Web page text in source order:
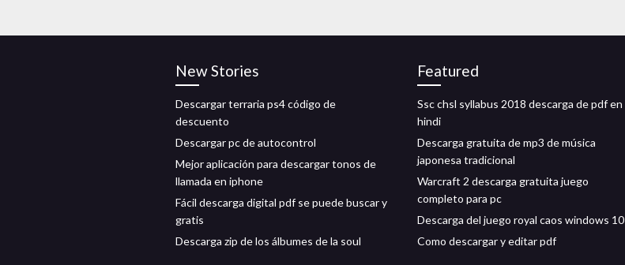
New Stories
Descargar terraria ps4 código de
descuento
Descargar pc de autocontrol
Mejor aplicación para descargar tonos de
llamada en iphone
Fácil descarga digital pdf se puede buscar y
gratis
Descarga zip de los álbumes de la soul
Featured
Ssc chsl syllabus 2018 descarga de pdf en
hindi
Descarga gratuita de mp3 de música
japonesa tradicional
Warcraft 2 descarga gratuita juego
completo para pc
Descarga del juego royal caos windows 10
Como descargar y editar pdf